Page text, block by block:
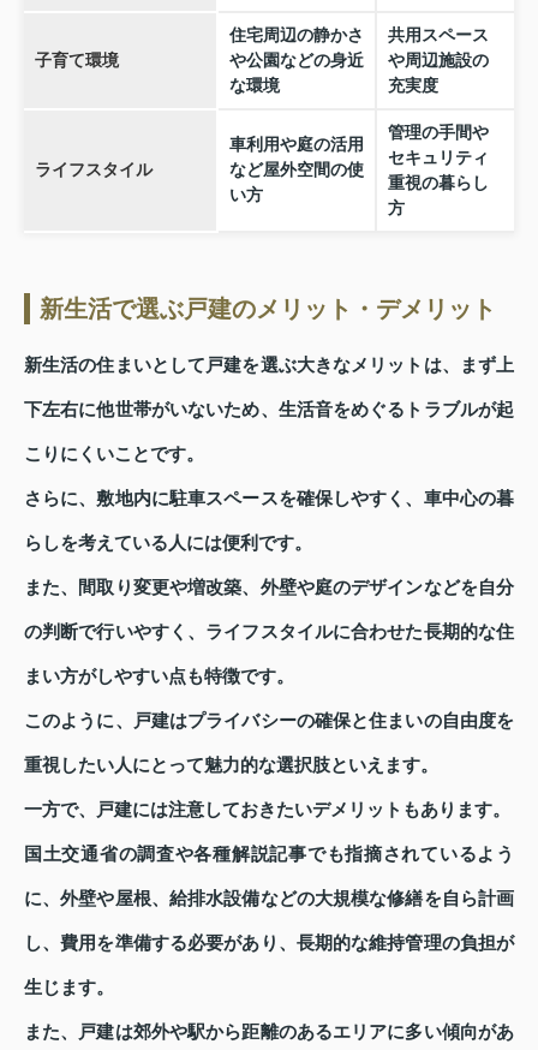
子育て環境
住宅周辺の静かさ
や公園などの身近
な環境
共用スペース
や周辺施設の
充実度
ライフスタイル
車利用や庭の活用
など屋外空間の使
い方
管理の手間や
セキュリティ
重視の暮らし
方
新生活で選ぶ戸建のメリット・デメリット
新生活の住まいとして戸建を選ぶ大きなメリットは、まず上
下左右に他世帯がいないため、生活音をめぐるトラブルが起
こりにくいことです。
さらに、敷地内に駐車スペースを確保しやすく、車中心の暮
らしを考えている人には便利です。
また、間取り変更や増改築、外壁や庭のデザインなどを自分
の判断で行いやすく、ライフスタイルに合わせた長期的な住
まい方がしやすい点も特徴です。
このように、戸建はプライバシーの確保と住まいの自由度を
重視したい人にとって魅力的な選択肢といえます。
一方で、戸建には注意しておきたいデメリットもあります。
国土交通省の調査や各種解説記事でも指摘されているよう
に、外壁や屋根、給排水設備などの大規模な修繕を自ら計画
し、費用を準備する必要があり、長期的な維持管理の負担が
生じます。
また、戸建は郊外や駅から距離のあるエリアに多い傾向があ